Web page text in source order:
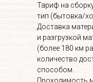
Тариф на
тип (бытовка/
Доставка
и разгрузкой
(более 180 км
количество
способом.
Проходимость